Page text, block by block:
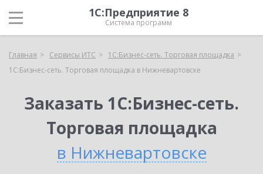
1С:Предприятие 8
Система программ
Главная Сервисы ИТС
1С:Бизнес-сеть. Торговая площадка
1С:Бизнес-сеть. Торговая площадка в Нижневартовске
Заказать 1С:Бизнес-сеть.
Торговая площадка
в Нижневартовске